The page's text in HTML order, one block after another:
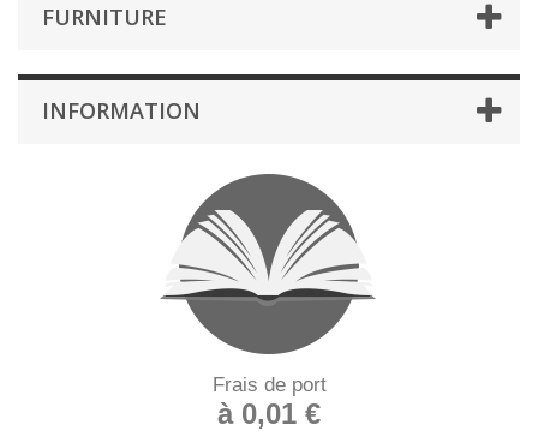
FURNITURE
INFORMATION
Frais de port
à 0,01 €